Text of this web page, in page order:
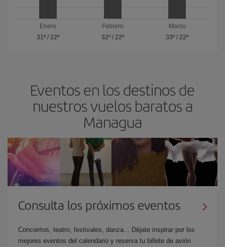
Enero
31º/ 22º
Febrero
32º/ 22º
Marzo
33º /22º
Eventos en los destinos de
nuestros vuelos baratos a
Managua
Consulta los próximos eventos
Conciertos, teatro, festivales, danza... Déjate inspirar por los
mejores eventos del calendario y reserva tu billete de avión